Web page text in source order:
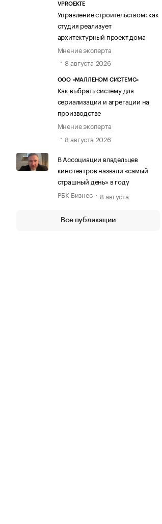
VPROEKTE
Управление строительством: как
студия реализует
архитектурный проект дома
Мнение эксперта
8 августа 2026
ООО «МАЛЛЕНОМ СИСТЕМС»
Как выбрать систему для
сериализации и агрегации на
производстве
Мнение эксперта
8 августа 2026
В Ассоциации владельцев
кинотеатров назвали «самый
страшный день» в году
РБК Бизнес
8 августа
Все публикации